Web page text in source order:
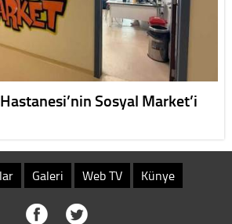
Sosyal Market’i
Galeri Web TV Künye